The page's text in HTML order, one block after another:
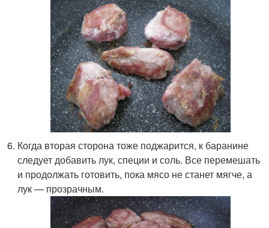
Когда вторая сторона тоже поджарится, к баранине
следует добавить лук, специи и соль. Все перемешать
и продолжать готовить, пока мясо не станет мягче, а
лук — прозрачным.